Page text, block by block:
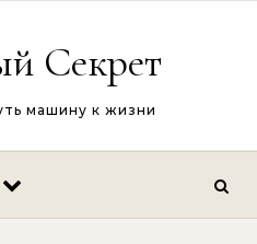
Секрет
машину к жизни